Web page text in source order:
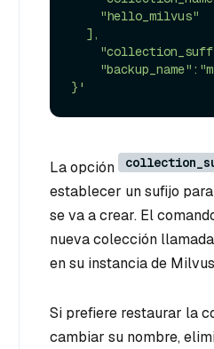
}'
La opción
establecer un sufijo
se va a crear. El
nueva colección llamada
en su instancia de
Si prefiere restaurar la
cambiar su nombre,